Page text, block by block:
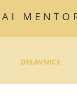
DELAVNICE